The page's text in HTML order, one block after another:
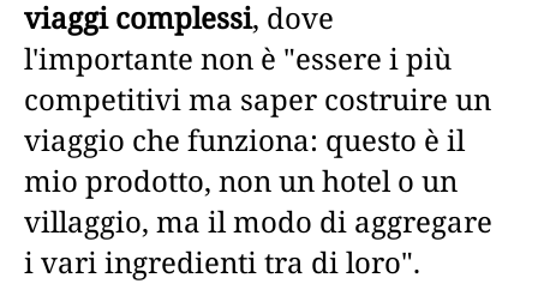
viaggi complessi, dove
l'importante non è "essere i più
competitivi ma saper costruire un
viaggio che funziona: questo è il
mio prodotto, non un hotel o un
villaggio, ma il modo di aggregare
i vari ingredienti tra di loro".